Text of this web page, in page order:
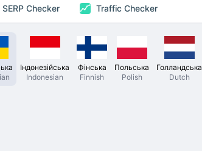
SERP Checker Traffic Checker
Індонезійська
Indonesian
Фінська
Finnish
Польська
Polish
Голландська
Dutch